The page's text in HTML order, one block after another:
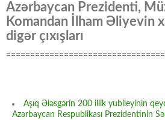
Azərbaycan Prezidenti,
Komandan İlham Əliyevin
digər çıxışları
Aşıq Ələsgərin 200 illik yubileyinin
Azərbaycan Respublikası Prezidentinin